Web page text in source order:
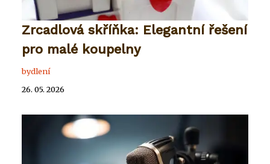
Zrcadlová skříňka: Elegantní řešení
pro malé koupelny
bydlení
26. 05. 2026